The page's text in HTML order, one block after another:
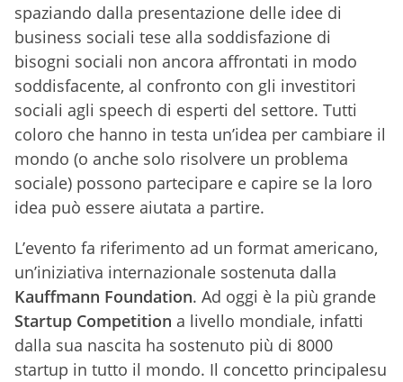
spaziando dalla presentazione delle idee di
business sociali tese alla soddisfazione di
bisogni sociali non ancora affrontati in modo
soddisfacente, al confronto con gli investitori
sociali agli speech di esperti del settore. Tutti
coloro che hanno in testa un’idea per cambiare il
mondo (o anche solo risolvere un problema
sociale) possono partecipare e capire se la loro
idea può essere aiutata a partire.
L’evento fa riferimento ad un format americano,
un’iniziativa internazionale sostenuta dalla
Kauffmann Foundation. Ad oggi è la più grande
Startup Competition a livello mondiale, infatti
dalla sua nascita ha sostenuto più di 8000
startup in tutto il mondo. Il concetto principalesu